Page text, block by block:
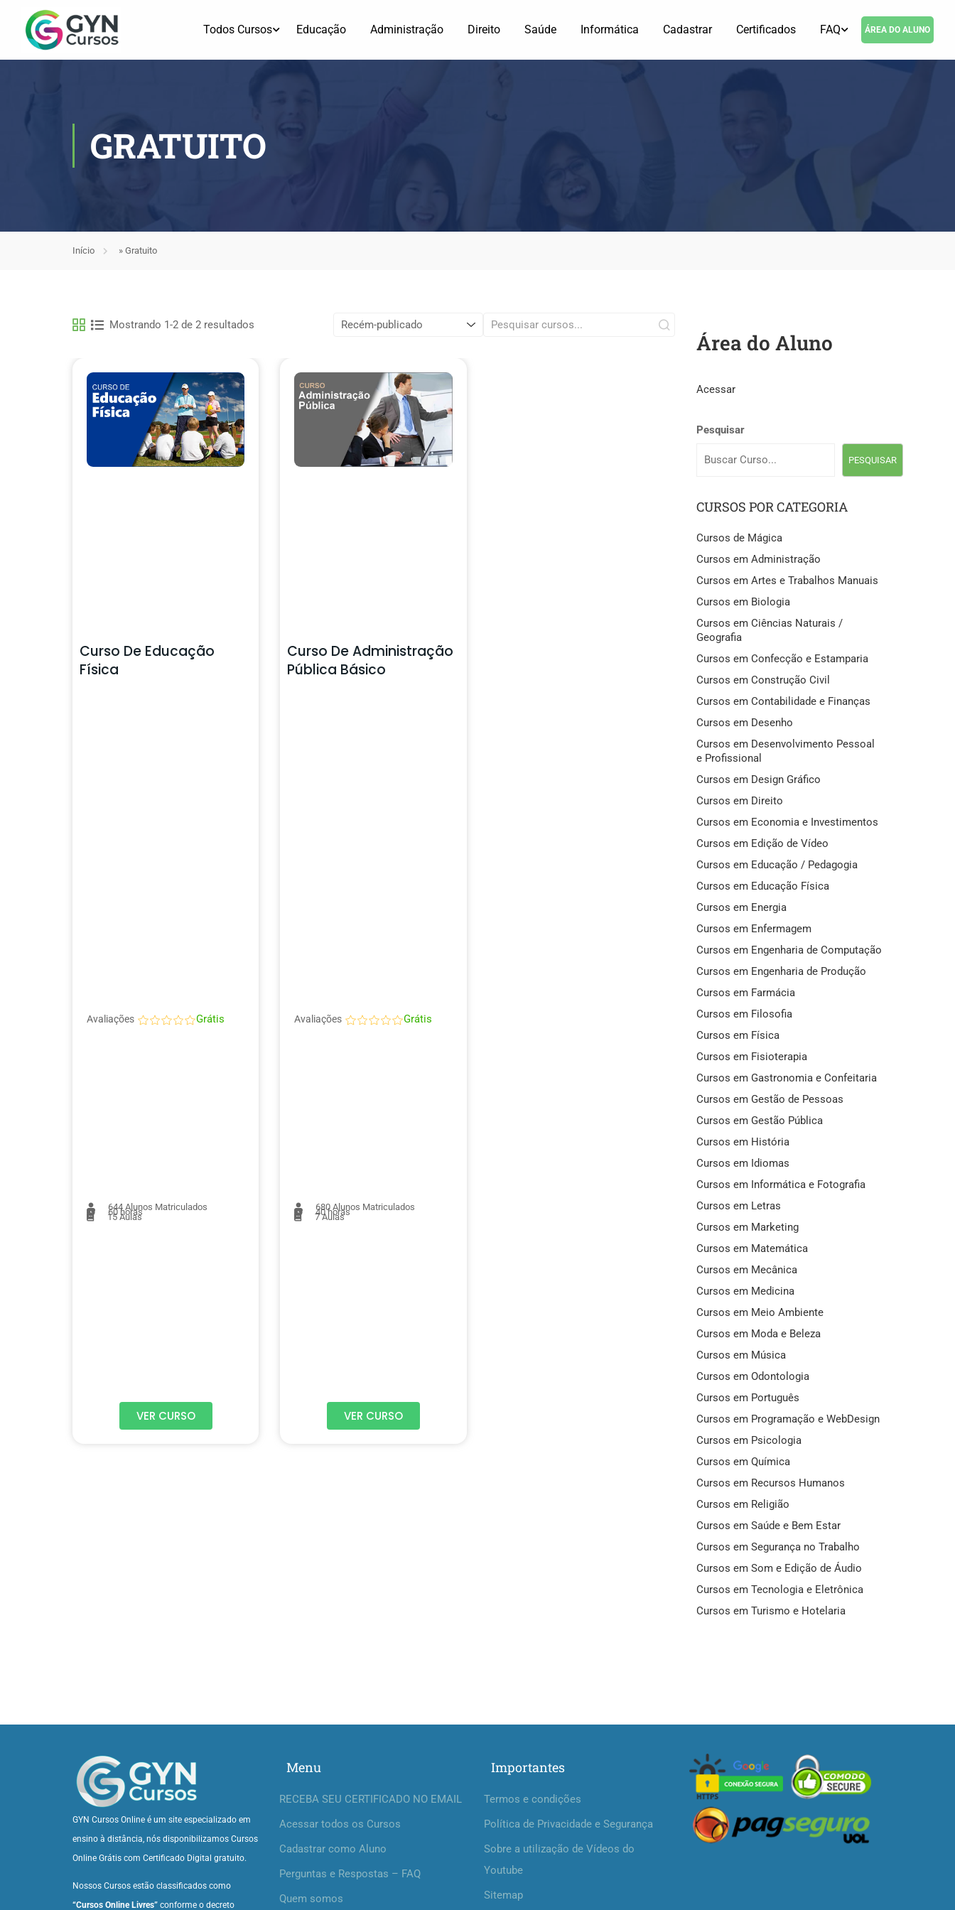
Todos Cursos Educação Administração Direito Saúde Informática Cadastrar Certificados FAQ ÁREA DO ALUNO
GRATUITO
Início » Gratuito
Mostrando 1-2 de 2 resultados
Curso De Educação
Física
Avaliações Grátis
644 Alunos Matriculados
60 horas
15Aulas
VER CURSO
Curso De Administração
Pública Básico
Avaliações Grátis
680 Alunos Matriculados
40 horas
7Aulas
VER CURSO
Área do Aluno
Acessar
Pesquisar
PESQUISAR
CURSOS POR CATEGORIA
Cursos de Mágica
Cursos em Administração
Cursos em Artes e Trabalhos Manuais
Cursos em Biologia
Cursos em Ciências Naturais /
Geografia
Cursos em Confecção e Estamparia
Cursos em Construção Civil
Cursos em Contabilidade e Finanças
Cursos em Desenho
Cursos em Desenvolvimento Pessoal
e Profissional
Cursos em Design Gráfico
Cursos em Direito
Cursos em Economia e Investimentos
Cursos em Edição de Vídeo
Cursos em Educação / Pedagogia
Cursos em Educação Física
Cursos em Energia
Cursos em Enfermagem
Cursos em Engenharia de Computação
Cursos em Engenharia de Produção
Cursos em Farmácia
Cursos em Filosofia
Cursos em Física
Cursos em Fisioterapia
Cursos em Gastronomia e Confeitaria
Cursos em Gestão de Pessoas
Cursos em Gestão Pública
Cursos em História
Cursos em Idiomas
Cursos em Informática e Fotografia
Cursos em Letras
Cursos em Marketing
Cursos em Matemática
Cursos em Mecânica
Cursos em Medicina
Cursos em Meio Ambiente
Cursos em Moda e Beleza
Cursos em Música
Cursos em Odontologia
Cursos em Português
Cursos em Programação e WebDesign
Cursos em Psicologia
Cursos em Química
Cursos em Recursos Humanos
Cursos em Religião
Cursos em Saúde e Bem Estar
Cursos em Segurança no Trabalho
Cursos em Som e Edição de Áudio
Cursos em Tecnologia e Eletrônica
Cursos em Turismo e Hotelaria
GYN Cursos Online é um site especializado em
ensino à distância, nós disponibilizamos Cursos
Online Grátis com Certificado Digital gratuito.
Nossos Cursos estão classificados como
“Cursos Online Livres” conforme o decreto
Menu
RECEBA SEU CERTIFICADO NO EMAIL
Acessar todos os Cursos
Cadastrar como Aluno
Perguntas e Respostas – FAQ
Quem somos
Importantes
Termos e condições
Política de Privacidade e Segurança
Sobre a utilização de Vídeos do
Youtube
Sitemap